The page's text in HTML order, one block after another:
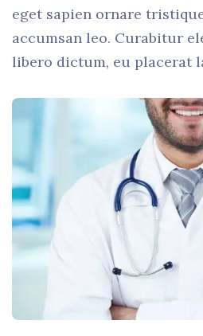
eget sapien ornare
accumsan leo. Curabitur
libero dictum, eu placerat